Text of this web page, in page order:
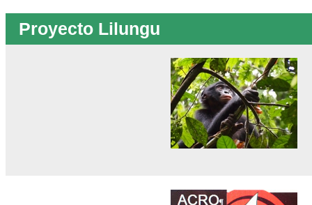
Proyecto Lilungu